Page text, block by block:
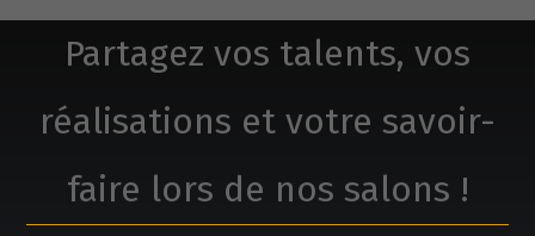
Partagez vos talents, vos
réalisations et votre savoir-
faire lors de nos salons !